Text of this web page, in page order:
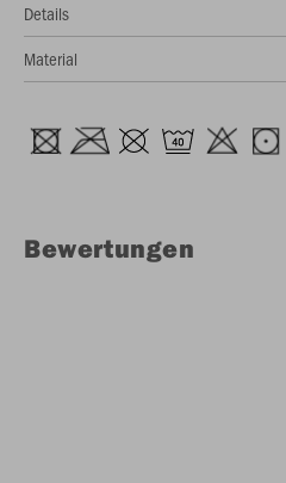
Details
Material
Bewertungen